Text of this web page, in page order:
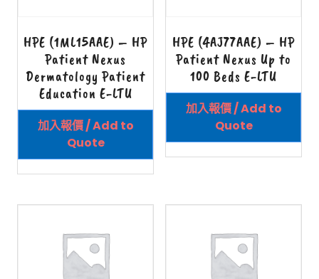
HPE (1ML15AAE) – HP
Patient Nexus
Dermatology Patient
Education E-LTU
加入報價 / Add to
Quote
HPE (4AJ77AAE) – HP
Patient Nexus Up to
100 Beds E-LTU
加入報價 / Add to
Quote